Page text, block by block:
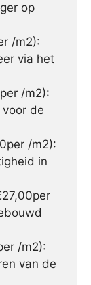
op
/m2):
via het
/m2):
de
/m2):
in
/m2):
van de